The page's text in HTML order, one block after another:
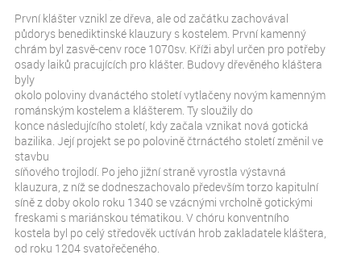
První klášter vznikl ze dřeva, ale od začátku zachovával
půdorys benediktinské klauzury s kostelem. První kamenný
chrám byl zasvě-cenv roce 1070sv. Kříži abyl určen pro potřeby
osady laiků pracujících pro klášter. Budovy dřevěného kláštera
byly
okolo poloviny dvanáctého století vytlačeny novým kamenným
románským kostelem a klášterem. Ty sloužily do
konce následujícího století, kdy začala vznikat nová gotická
bazilika. Její projekt se po polovině čtrnáctého století změnil ve
stavbu
síňového trojlodí. Po jeho jižní straně vyrostla výstavná
klauzura, z níž se dodneszachovalo především torzo kapitulní
síně z doby okolo roku 1340 se vzácnými vrcholně gotickými
freskami s mariánskou tématikou. V chóru konventního
kostela byl po celý středověk uctíván hrob zakladatele kláštera,
od roku 1204 svatořečeného.